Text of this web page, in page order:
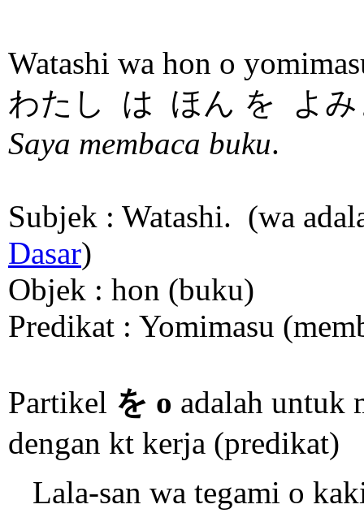
Watashi wa hon o
わたし は ほん を よみ
Saya membaca buku.
Subjek : Watashi. (wa
Dasar)
Objek : hon (buku)
Predikat : Yomimasu
Partikel を o adalah untuk
dengan kt kerja (predikat)
Lala-san wa tegami o